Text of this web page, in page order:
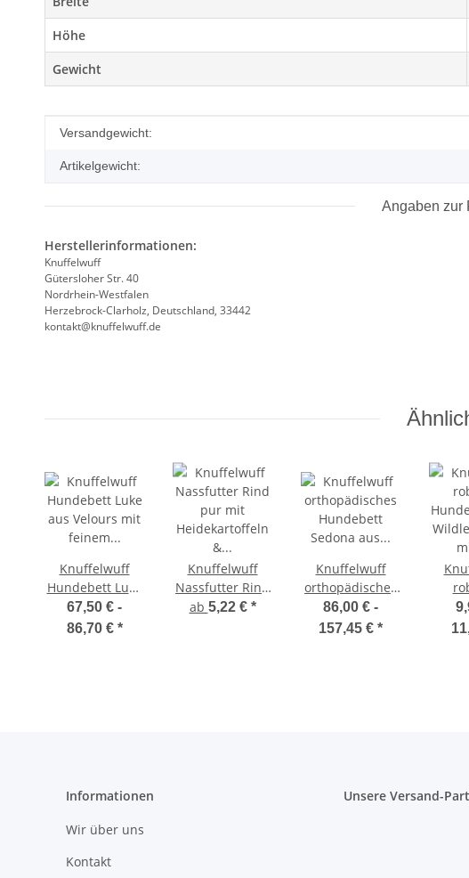
Höhe
Gewicht
Produkteigenschaft
Wert
Versandgewicht:
Artikelgewicht:
Angaben zur
Herstellerinformationen:
Knuffelwuff
Gütersloher Str. 40
Nordrhein-Westfalen
Herzebrock-Clarholz, Deutschland, 33442
kontakt@knuffelwuff.de
Knuffelwuff
Hundebett Luke
aus Velours mit
feinem
67,50 € -
86,70 € *
Knuffelwuff
Nassfutter Rind
pur mit
ab 5,22 € *
Knuffelwuff
orthopädisches
Hundebett
Sedona aus
86,00 € -
157,45 € *
Compaws Trolley London 40 cm
Grau
Informationen
Wir über uns
Kontakt
Unsere Versand-